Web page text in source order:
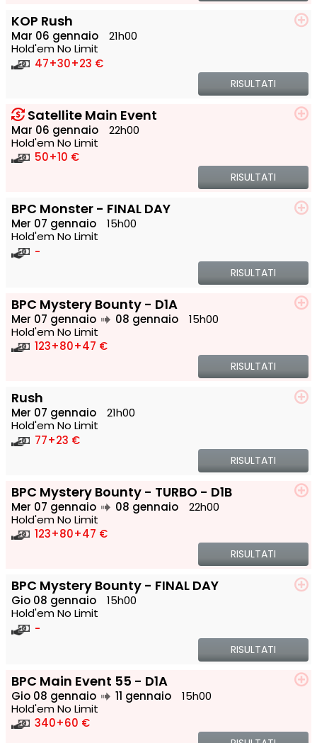
Mar 06 gennaio 21h00
KOP Rush
Hold'em No Limit
47+30+23 €
RISULTATI
Mar 06 gennaio 22h00
Satellite Main Event
Hold'em No Limit
50+10 €
RISULTATI
Mer 07 gennaio 15h00
BPC Monster - FINAL DAY
Hold'em No Limit
-
RISULTATI
Mer 07 gennaio 08 gennaio 15h00
BPC Mystery Bounty - D1A
Hold'em No Limit
123+80+47 €
RISULTATI
Mer 07 gennaio 21h00
Rush
Hold'em No Limit
77+23 €
RISULTATI
Mer 07 gennaio 08 gennaio 22h00
BPC Mystery Bounty - TURBO - D1B
Hold'em No Limit
123+80+47 €
RISULTATI
Gio 08 gennaio 15h00
BPC Mystery Bounty - FINAL DAY
Hold'em No Limit
-
RISULTATI
Gio 08 gennaio 11 gennaio 15h00
BPC Main Event 55 - D1A
Hold'em No Limit
340+60 €